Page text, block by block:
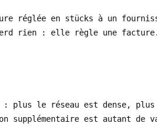
réglée en stücks à un
rien : elle règle une facture.
le réseau est dense,
supplémentaire est autant de